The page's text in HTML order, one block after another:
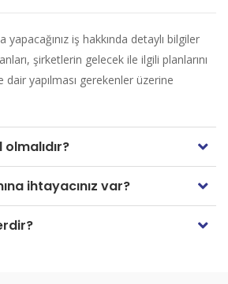
yapacağınız iş hakkında detaylı bilgiler
şirketlerin gelecek ile ilgili planlarını
yapılması gerekenler üzerine
olmalıdır?
ihtayacınız var?